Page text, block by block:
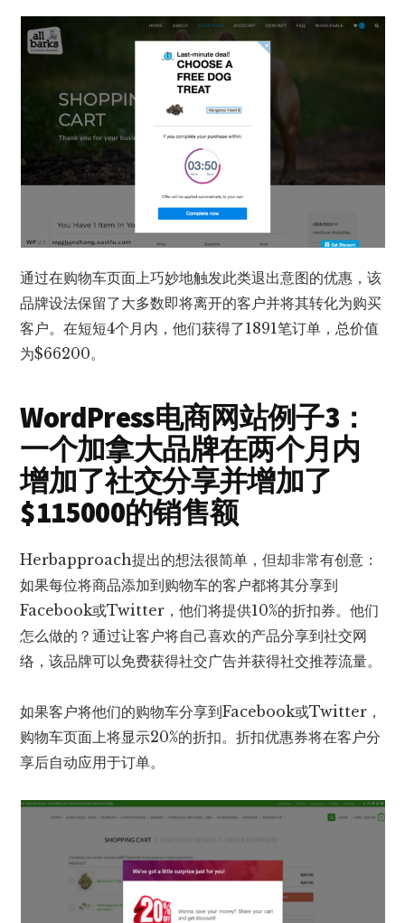
通过在购物车页面上巧妙地触发此类退出意图的优惠，该
品牌设法保留了大多数即将离开的客户并将其转化为购买
客户。在短短4个月内，他们获得了1891笔订单，总价值
为$66200。
WordPress电商网站例子3：
一个加拿大品牌在两个月内
增加了社交分享并增加了
$115000的销售额
Herbapproach提出的想法很简单，但却非常有创意：
如果每位将商品添加到购物车的客户都将其分享到
Facebook或Twitter，他们将提供10%的折扣券。他们
怎么做的？通过让客户将自己喜欢的产品分享到社交网
络，该品牌可以免费获得社交广告并获得社交推荐流量。
如果客户将他们的购物车分享到Facebook或Twitter，
购物车页面上将显示20%的折扣。折扣优惠券将在客户分
享后自动应用于订单。